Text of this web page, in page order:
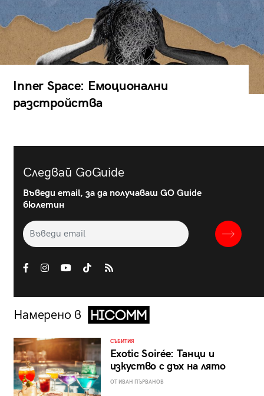
Inner Space: Емоционални
разстройства
Следвай GoGuide
Въведи email, за да получаваш GO Guide
бюлетин
Намерено в
СЪБИТИЯ
Exotic Soirée: Танци и
изкуство с дъх на лято
ОТ ИВАН ПЪРВАНОВ